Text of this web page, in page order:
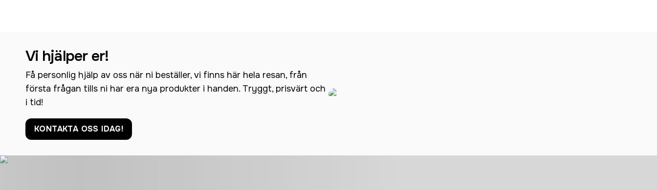
Vi hjälper er!
Få personlig hjälp av oss när ni beställer, vi finns här hela resan, från
första frågan tills ni har era nya produkter i handen. Tryggt, prisvärt och
i tid!
KONTAKTA OSS IDAG!